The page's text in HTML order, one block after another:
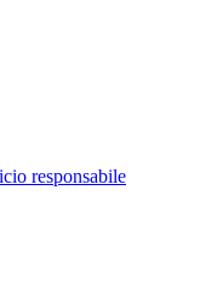
responsabile